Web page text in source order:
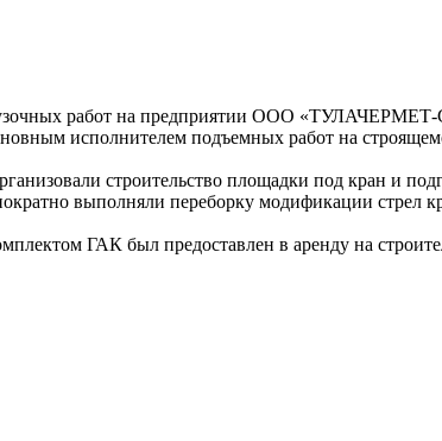
работ на предприятии ООО
исполнителем подъемных работ на
строительство площадки под кран и
выполняли переборку модификации стрел
ГАК был предоставлен в аренду на